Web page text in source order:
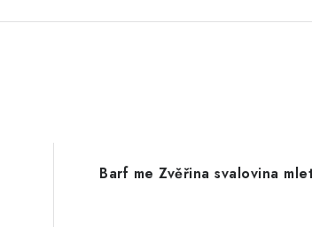
Barf me Zvěřina svalovina